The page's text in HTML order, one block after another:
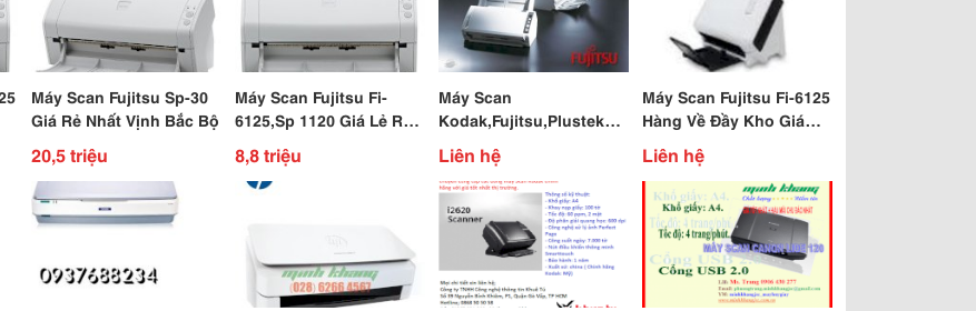
Máy Scan Fujitsu Sp-30
Giá Rẻ Nhất Vịnh Bắc Bộ
20,5 triệu
Máy Scan Fujitsu Fi-
6125,Sp 1120 Giá Lẻ Rẻ
Như Buôn
8,8 triệu
Máy Scan
Kodak,Fujitsu,Plustek
Giá Tốt Cho Các Model
Liên hệ
Máy Scan Fujitsu Fi-6125
Hàng Về Đầy Kho Giá
Khủng
Liên hệ